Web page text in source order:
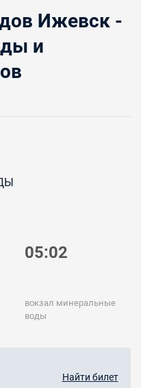
Ижевск -
и
05:02
вокзал минеральные
воды
Найти билет